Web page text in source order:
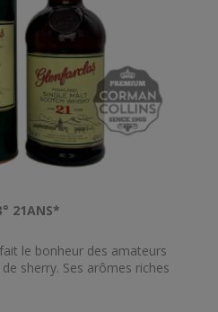
21ANS*
le bonheur des amateurs
sherry. Ses arômes riches
des notes suaves de